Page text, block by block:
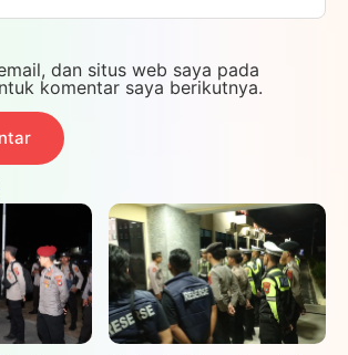
dan situs web saya pada
komentar saya berikutnya.